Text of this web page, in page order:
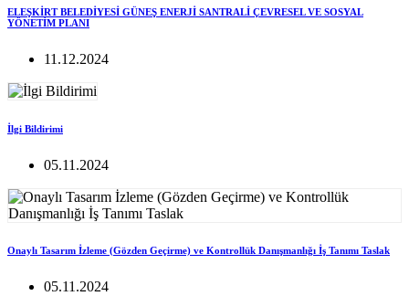
ELEŞKİRT BELEDİYESİ GÜNEŞ ENERJİ SANTRALİ ÇEVRESEL VE SOSYAL
YÖNETİM PLANI
11.12.2024
İlgi Bildirimi
05.11.2024
Onaylı Tasarım İzleme (Gözden Geçirme) ve Kontrollük Danışmanlığı İş Tanımı Taslak
05.11.2024